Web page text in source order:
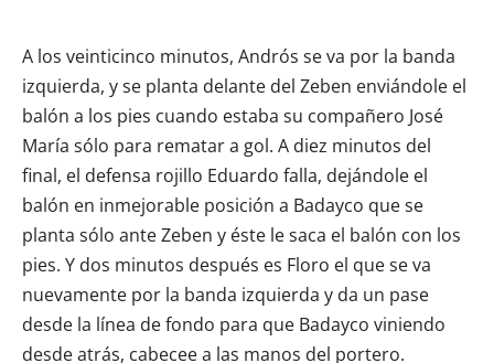
A los veinticinco minutos, Andrós se va por la banda
izquierda, y se planta delante del Zeben enviándole el
balón a los pies cuando estaba su compañero José
María sólo para rematar a gol. A diez minutos del
final, el defensa rojillo Eduardo falla, dejándole el
balón en inmejorable posición a Badayco que se
planta sólo ante Zeben y éste le saca el balón con los
pies. Y dos minutos después es Floro el que se va
nuevamente por la banda izquierda y da un pase
desde la línea de fondo para que Badayco viniendo
desde atrás, cabecee a las manos del portero.